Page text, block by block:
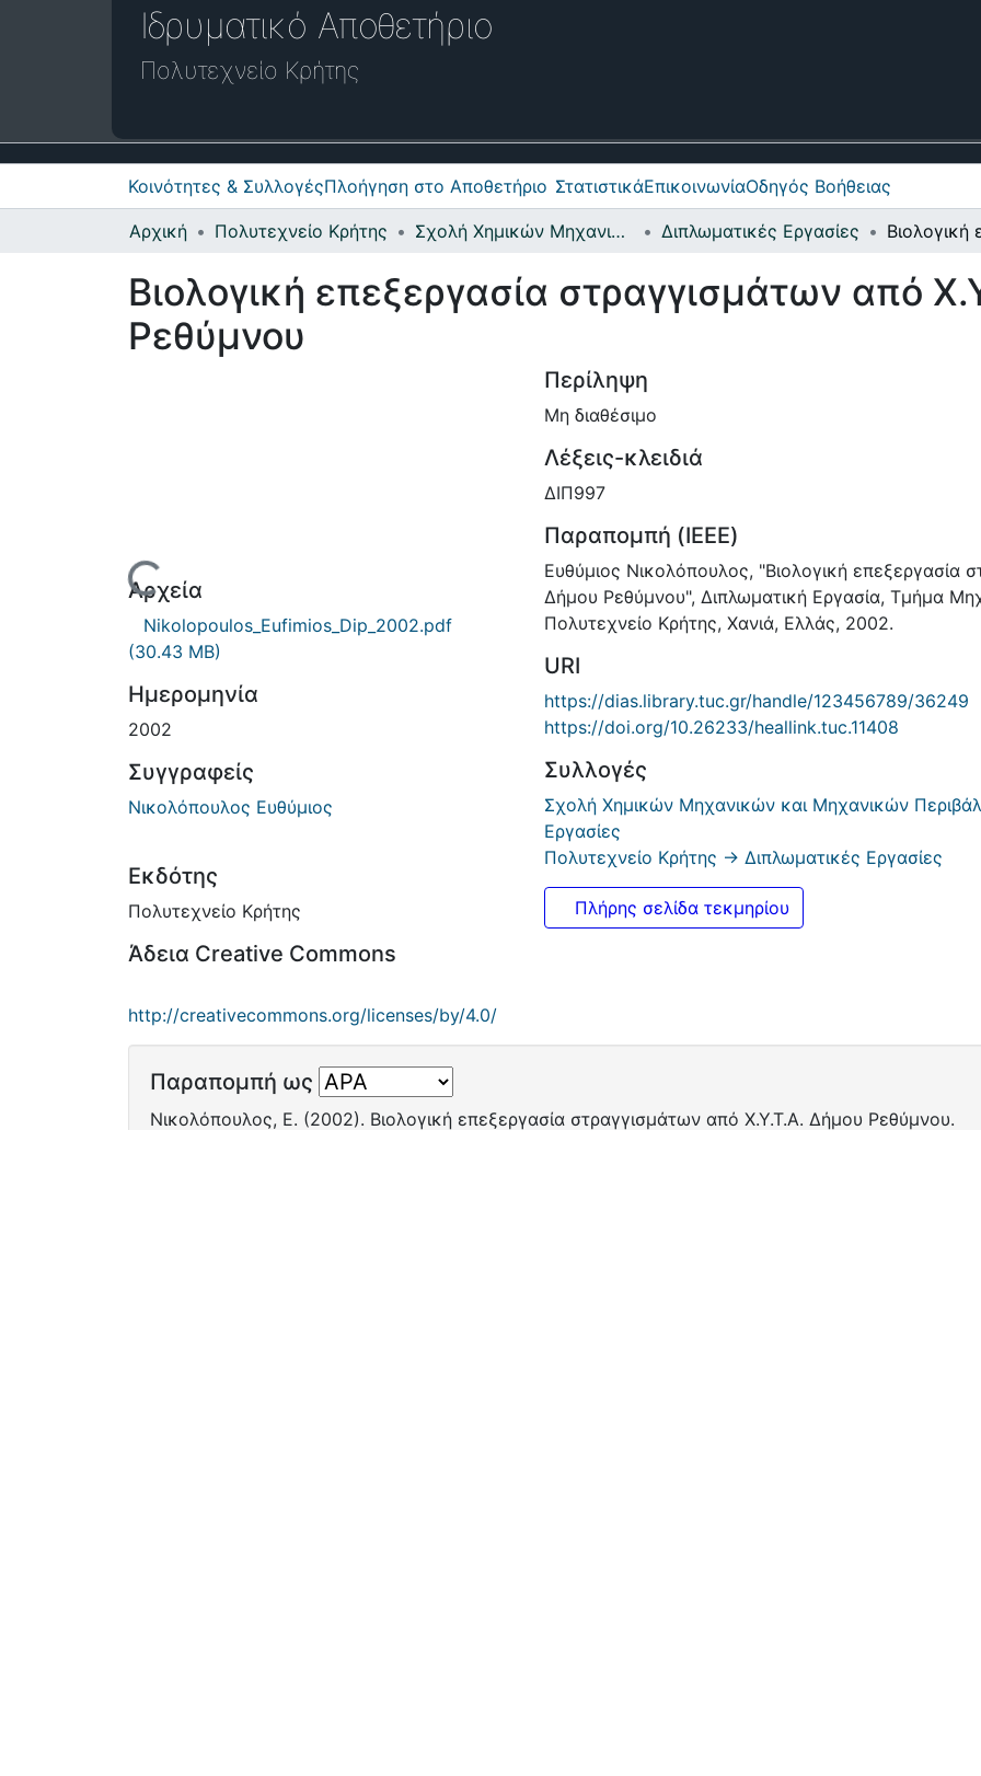
Ιδρυματικό Αποθετήριο
Πολυτεχνείο Κρήτης
Κοινότητες & ΣυλλογέςΠλοήγηση στο Αποθετήριο ΣτατιστικάΕπικοινωνίαΟδηγός Βοήθειας
Αρχική Πολυτεχνείο Κρήτης Σχολή Χημικών Μηχανικών και Μηχανικών Περιβάλλοντος Διπλωματικές Εργασίες
Βιολογική επεξεργασία στραγγισμάτων από
Ρεθύμνου
Φόρτωση...
Αρχεία
Nikolopoulos_Eufimios_Dip_2002.pdf
(30.43 MB)
Ημερομηνία
2002
Συγγραφείς
Νικολόπουλος Ευθύμιος
Εκδότης
Πολυτεχνείο Κρήτης
Άδεια Creative Commons
http://creativecommons.org/licenses/by/4.0/
Περίληψη
Μη διαθέσιμο
Λέξεις-κλειδιά
ΔΙΠ997
Παραπομπή (IEEE)
Ευθύμιος Νικολόπουλος, "Βιολογική επεξεργασία
Δήμου Ρεθύμνου", Διπλωματική Εργασία, Τμήμα
Πολυτεχνείο Κρήτης, Χανιά, Ελλάς, 2002.
URI
https://dias.library.tuc.gr/handle/123456789/36249
https://doi.org/10.26233/heallink.tuc.11408
Συλλογές
Σχολή Χημικών Μηχανικών και Μηχανικών
Εργασίες
Πολυτεχνείο Κρήτης -> Διπλωματικές Εργασίες
Πλήρης σελίδα τεκμηρίου
Παραπομπή ως